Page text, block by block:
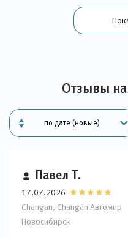
Отзывы
Павел Т.
17.07.2026
Changan, Changan Автомир
Новосибирск